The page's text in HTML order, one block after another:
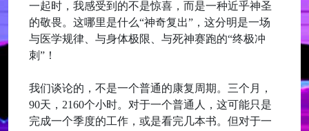
一起时，我感受到的不是惊喜，而是一种近乎神圣
的敬畏。这哪里是什么“神奇复出”，这分明是一场
与医学规律、与身体极限、与死神赛跑的“终极冲
刺”！
我们谈论的，不是一个普通的康复周期。三个月，
90天，2160个小时。对于一个普通人，这可能只是
完成一个季度的工作，或是看完几本书。但对于一